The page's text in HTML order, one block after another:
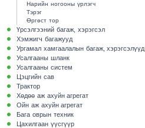
Нарийн ногооны үрлэгч
Тэрэг
Өргөст тор
Үрсэлгээний багаж, хэрэгсэл
Хэмжигч багажууд
Ургамал хамгаалалын багаж, хэрэгсэлүүд
Усалгааны шланк
Усалгааны систем
Цэцгийн сав
Трактор
Хөдөө аж ахуйн агрегат
Ойн аж ахуйн агрегат
Бага оврын техник
Цахилгаан үүсгүүр